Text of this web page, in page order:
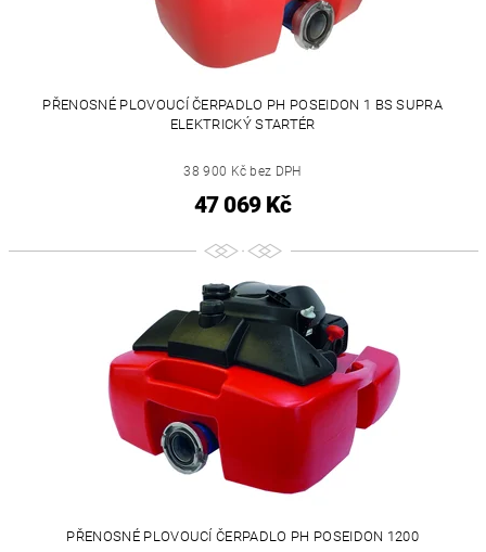
PŘENOSNÉ PLOVOUCÍ ČERPADLO PH POSEIDON 1 BS SUPRA
ELEKTRICKÝ STARTÉR
38 900 Kč bez DPH
47 069 Kč
PŘENOSNÉ PLOVOUCÍ ČERPADLO PH POSEIDON 1200